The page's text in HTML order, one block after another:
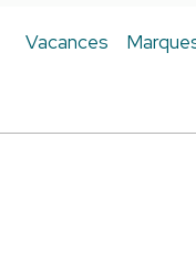
Vacances